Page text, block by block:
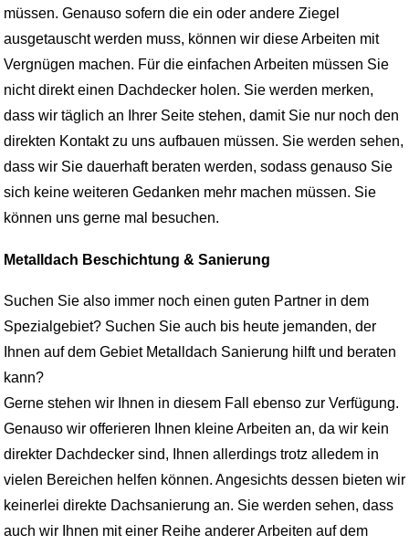
müssen. Genauso sofern die ein oder andere Ziegel
ausgetauscht werden muss, können wir diese Arbeiten mit
Vergnügen machen. Für die einfachen Arbeiten müssen Sie
nicht direkt einen Dachdecker holen. Sie werden merken,
dass wir täglich an Ihrer Seite stehen, damit Sie nur noch den
direkten Kontakt zu uns aufbauen müssen. Sie werden sehen,
dass wir Sie dauerhaft beraten werden, sodass genauso Sie
sich keine weiteren Gedanken mehr machen müssen. Sie
können uns gerne mal besuchen.
Metalldach Beschichtung & Sanierung
Suchen Sie also immer noch einen guten Partner in dem
Spezialgebiet? Suchen Sie auch bis heute jemanden, der
Ihnen auf dem Gebiet Metalldach Sanierung hilft und beraten
kann?
Gerne stehen wir Ihnen in diesem Fall ebenso zur Verfügung.
Genauso wir offerieren Ihnen kleine Arbeiten an, da wir kein
direkter Dachdecker sind, Ihnen allerdings trotz alledem in
vielen Bereichen helfen können. Angesichts dessen bieten wir
keinerlei direkte Dachsanierung an. Sie werden sehen, dass
auch wir Ihnen mit einer Reihe anderer Arbeiten auf dem